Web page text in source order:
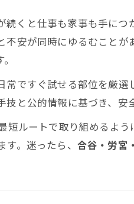
くと仕事も家事も手につ
安が同時にゆるむこと
ですぐ試せる部位を厳
と公的情報に基づき、安
ルートで取り組めるよ
。迷ったら、 合谷・労宮